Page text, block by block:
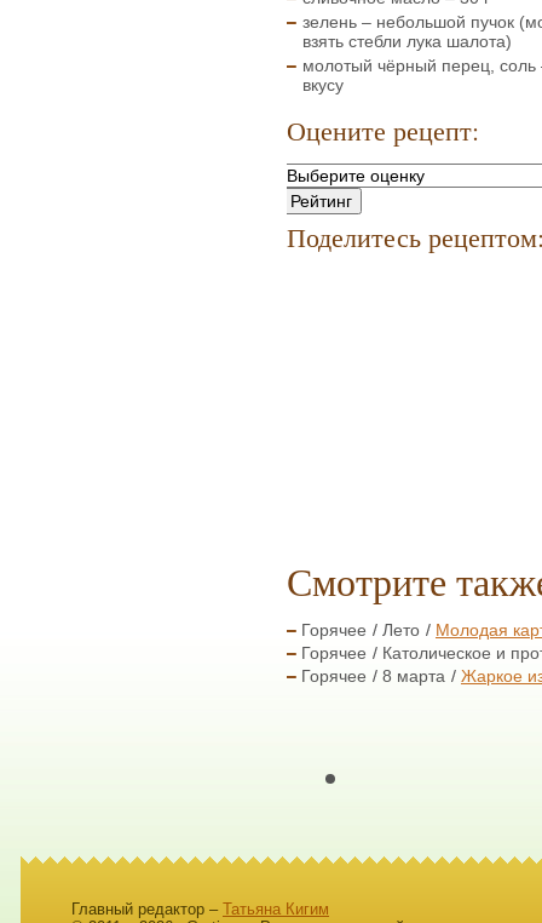
зелень – небольшой пучок
взять стебли лука шалота)
молотый чёрный перец, соль
вкусу
Оцените рецепт:
Поделитесь
Смотрите
Горячее Лето
Молодая
Горячее
Католическое и
Горячее
8 марта Жаркое
Главный редактор – Татьяна Кигим